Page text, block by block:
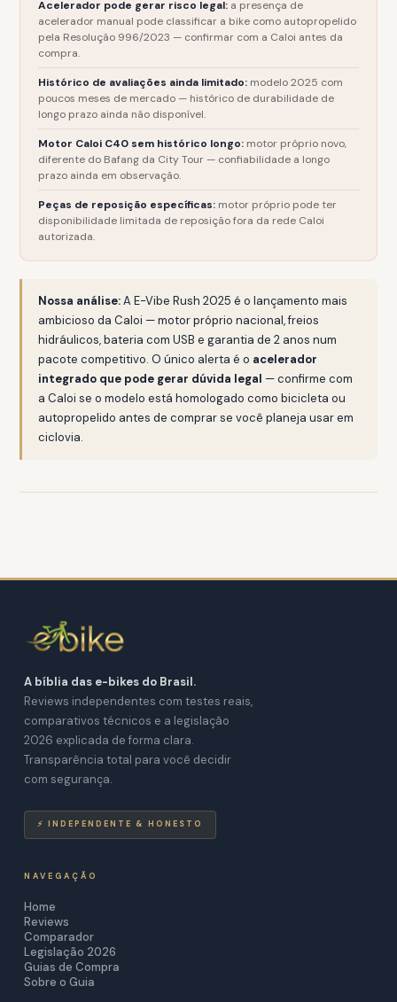
Acelerador pode gerar risco legal: a presença de
acelerador manual pode classificar a bike como autopropelido
pela Resolução 996/2023 — confirmar com a Caloi antes da
compra.
Histórico de avaliações ainda limitado: modelo 2025 com
poucos meses de mercado — histórico de durabilidade de
longo prazo ainda não disponível.
Motor Caloi C40 sem histórico longo: motor próprio novo,
diferente do Bafang da City Tour — confiabilidade a longo
prazo ainda em observação.
Peças de reposição específicas: motor próprio pode ter
disponibilidade limitada de reposição fora da rede Caloi
autorizada.
Nossa análise:A E-Vibe Rush 2025 é o lançamento mais
ambicioso da Caloi — motor próprio nacional, freios
hidráulicos, bateria com USB e garantia de 2 anos num
pacote competitivo. O único alerta é o acelerador
integrado que pode gerar dúvida legal — confirme com
a Caloi se o modelo está homologado como bicicleta ou
autopropelido antes de comprar se você planeja usar em
ciclovia.
A bíblia das e-bikes do Brasil.
Reviews independentes com testes reais,
comparativos técnicos e a legislação
2026 explicada de forma clara.
Transparência total para você decidir
com segurança.
⚡ INDEPENDENTE & HONESTO
NAVEGAÇÃO
Home
Reviews
Comparador
Legislação 2026
Guias de Compra
Sobre o Guia